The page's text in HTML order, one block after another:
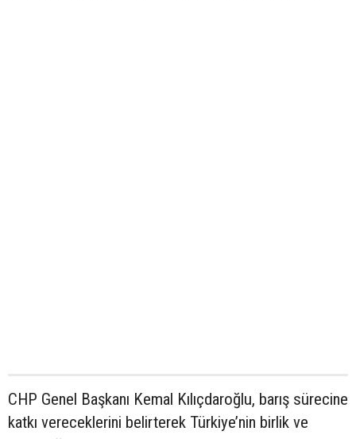
CHP Genel Başkanı Kemal Kılıçdaroğlu, barış sürecine
katkı vereceklerini belirterek Türkiye’nin birlik ve